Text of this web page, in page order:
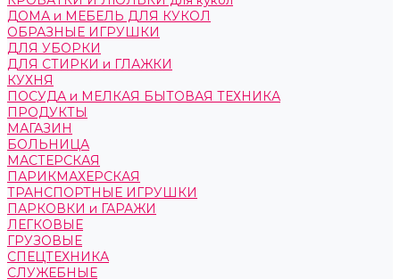
ДОМА и МЕБЕЛЬ ДЛЯ КУКОЛ
ОБРАЗНЫЕ ИГРУШКИ
ДЛЯ УБОРКИ
ДЛЯ СТИРКИ и ГЛАЖКИ
КУХНЯ
ПОСУДА и МЕЛКАЯ БЫТОВАЯ ТЕХНИКА
ПРОДУКТЫ
МАГАЗИН
БОЛЬНИЦА
МАСТЕРСКАЯ
ПАРИКМАХЕРСКАЯ
ТРАНСПОРТНЫЕ ИГРУШКИ
ПАРКОВКИ и ГАРАЖИ
ЛЕГКОВЫЕ
ГРУЗОВЫЕ
СПЕЦТЕХНИКА
СЛУЖЕБНЫЕ